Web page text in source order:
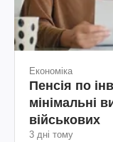
Економіка
Пенсія по
мінімальні
військових
3 дні тому